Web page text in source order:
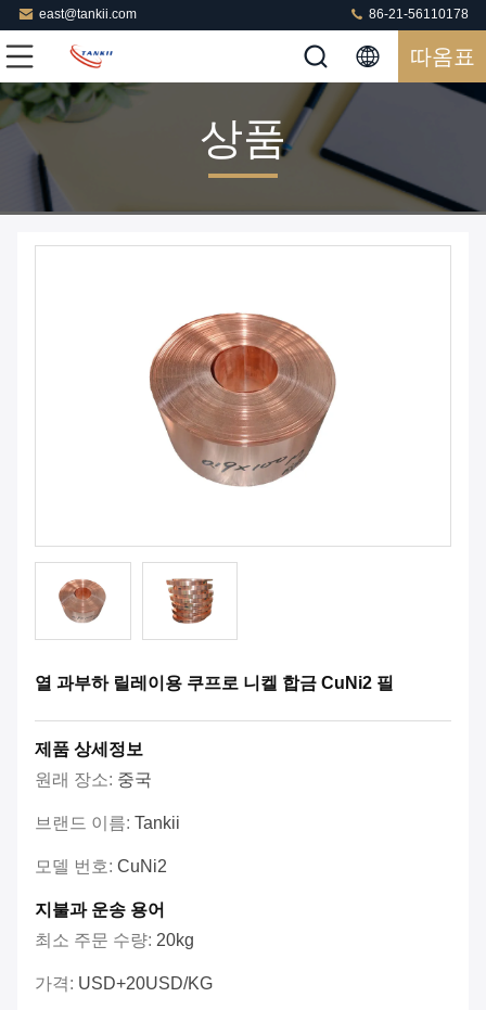
east@tankii.com 86-21-56110178
따옴표
상품
열 과부하 릴레이용 쿠프로 니켈 합금 CuNi2 필
제품 상세정보
원래 장소: 중국
브랜드 이름: Tankii
모델 번호: CuNi2
지불과 운송 용어
최소 주문 수량: 20kg
가격: USD+20USD/KG